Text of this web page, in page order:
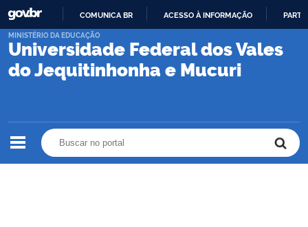
PARA
CONTEÚDO
COMUNICA BR ACESSO À INFORMAÇÃO
Universidade Federal dos Vales
do Jequitinhonha e Mucuri
MINISTÉRIO DA EDUCAÇÃO